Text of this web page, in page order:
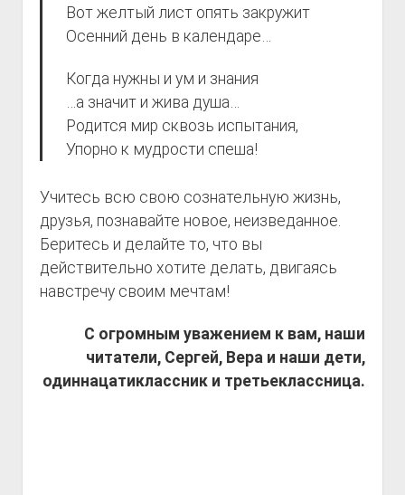
Вот желтый лист опять закружит
Осенний день в календаре…
Когда нужны и ум и знания
…а значит и жива душа…
Родится мир сквозь испытания,
Упорно к мудрости спеша!
Учитесь всю свою сознательную жизнь,
друзья, познавайте новое, неизведанное.
Беритесь и делайте то, что вы
действительно хотите делать, двигаясь
навстречу своим мечтам!
С огромным уважением к вам, наши
читатели, Сергей, Вера и наши дети,
одиннацатиклассник и третьеклассница.